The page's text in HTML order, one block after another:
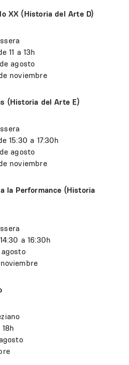
XX (Historia del Arte D)
11 a 13h
agosto
noviembre
(Historia del Arte E)
15:30 a 17:30h
agosto
noviembre
la Performance (Historia
a 16:30h